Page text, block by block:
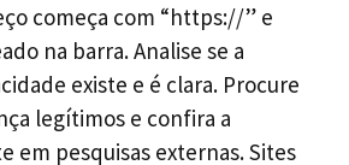
começa com “https://” e
na barra. Analise se a
existe e é clara. Procure
legítimos e confira a
em pesquisas externas. Sites